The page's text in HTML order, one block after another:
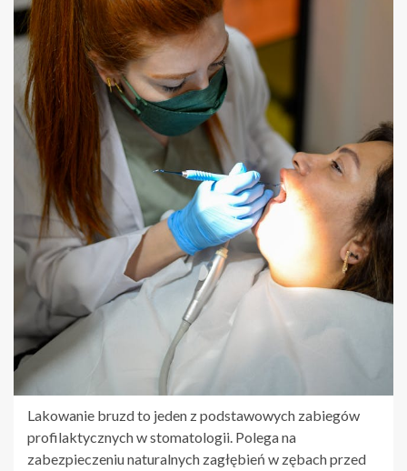
Lakowanie bruzd to jeden z podstawowych zabiegów
profilaktycznych w stomatologii. Polega na
zabezpieczeniu naturalnych zagłębień w zębach przed